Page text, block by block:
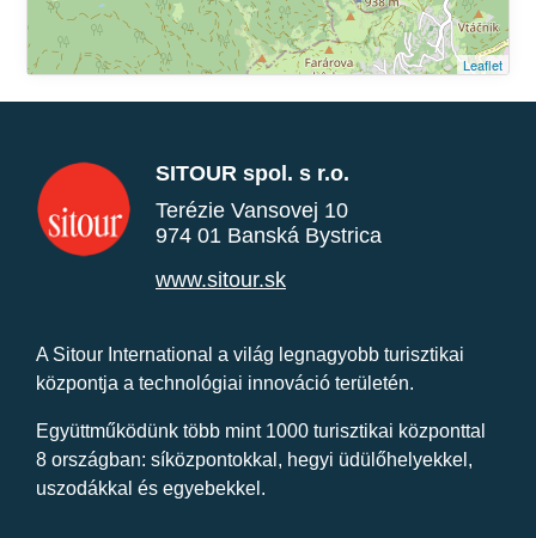
Leaflet
SITOUR spol. s r.o.
Terézie Vansovej 10
974 01 Banská Bystrica
www.sitour.sk
A Sitour International a világ legnagyobb turisztikai
központja a technológiai innováció területén.
Együttműködünk több mint 1000 turisztikai központtal
8 országban: síközpontokkal, hegyi üdülőhelyekkel,
uszodákkal és egyebekkel.